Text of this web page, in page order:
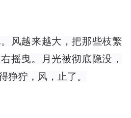
风越来越大，把那些枝繁
摇曳。月光被彻底隐没，
狰狞，风，止了。